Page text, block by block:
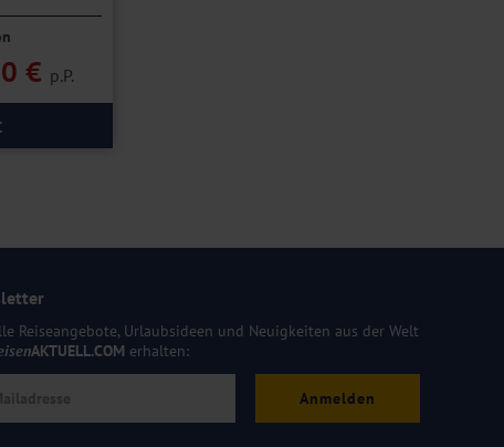
€ p.P.
Reiseangebote, Urlaubsideen und Neuigkeiten aus der Welt
AKTUELL.COM erhalten:
Anmelden